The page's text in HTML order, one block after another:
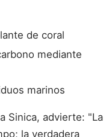
de coral
mediante
marinos
Sinica, advierte: "La
la verdadera